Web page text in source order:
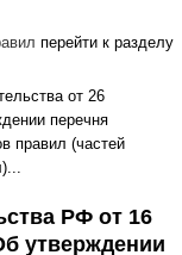
перейти к разделу
от 26
перечня
правил (частей
РФ от 16
утверждении